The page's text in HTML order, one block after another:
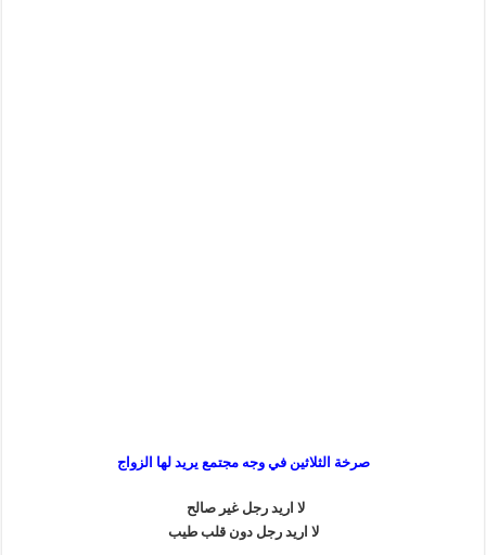
صرخة الثلاثين في وجه مجتمع يريد لها الزواج
لا اريد رجل غير صالح
لا اريد رجل دون قلب طيب